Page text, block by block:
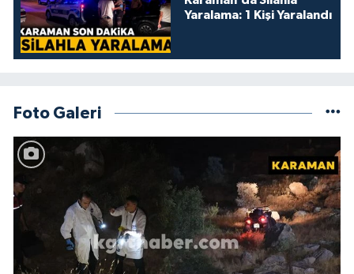
Yaralama: 1 Kişi Yaralandı
Foto Galeri